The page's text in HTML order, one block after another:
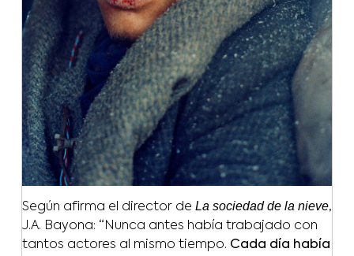
Según afirma el director de La sociedad de la nieve,
J.A. Bayona: “Nunca antes había trabajado con
tantos actores al mismo tiempo. Cada día había